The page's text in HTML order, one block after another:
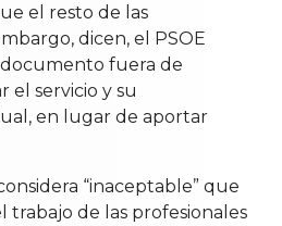
el resto de las
dicen, el PSOE
documento fuera de
el servicio y su
en lugar de aportar
“inaceptable” que
trabajo de las profesionales